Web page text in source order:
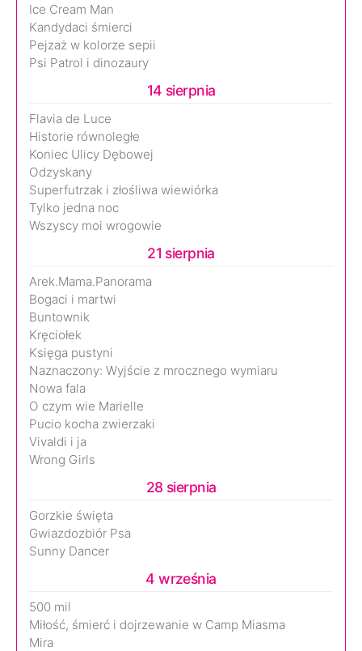
Ice Cream Man
Kandydaci śmierci
Pejzaż w kolorze sepii
Psi Patrol i dinozaury
14 sierpnia
Flavia de Luce
Historie równoległe
Koniec Ulicy Dębowej
Odzyskany
Superfutrzak i złośliwa wiewiórka
Tylko jedna noc
Wszyscy moi wrogowie
21 sierpnia
Arek.Mama.Panorama
Bogaci i martwi
Buntownik
Kręciołek
Księga pustyni
Naznaczony: Wyjście z mrocznego wymiaru
Nowa fala
O czym wie Marielle
Pucio kocha zwierzaki
Vivaldi i ja
Wrong Girls
28 sierpnia
Gorzkie święta
Gwiazdozbiór Psa
Sunny Dancer
4 września
500 mil
Miłość, śmierć i dojrzewanie w Camp Miasma
Mira